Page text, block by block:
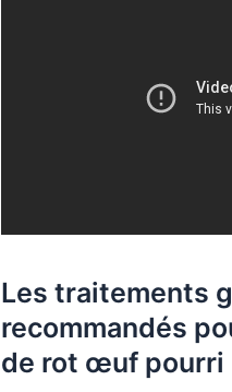
Les traitements
recommandés
de rot œuf pourri